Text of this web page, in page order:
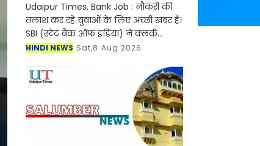
Udaipur Times, Bank Job : नौकरी की
तलाश कर रहे युवाओं के लिए अच्छी खबर है।
SBI (स्टेट बैंक ऑफ इंडिया) ने क्लर्क
(जूनियर एसोसिएट) के पदों पर विशेष भर्ती
दिया है। जारी
HINDI NEWS Sat,8 Aug 2026